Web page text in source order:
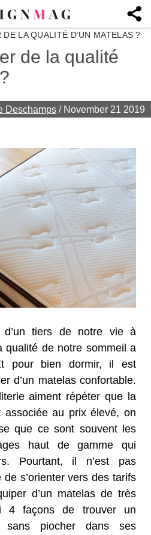
LA QUALITÉ D’UN MATELAS ?
de la qualité
Deschamps / November 21 2019
d’un tiers de notre vie à
qualité de notre sommeil a
pour bien dormir, il est
d’un matelas confortable.
aiment répéter que la
associée au prix élevé, on
que ce sont souvent les
haut de gamme qui
Pourtant, il n’est pas
s’orienter vers des tarifs
d’un matelas de très
4 façons de trouver un
sans piocher dans ses